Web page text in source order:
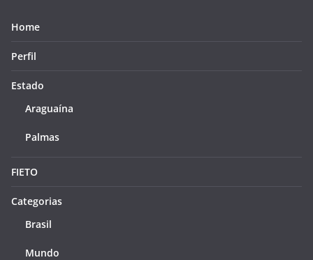
Home
Perfil
Estado
Araguaína
Palmas
FIETO
Categorias
Brasil
Mundo